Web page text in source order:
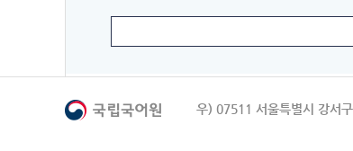
우) 07511 서울특별시 강서